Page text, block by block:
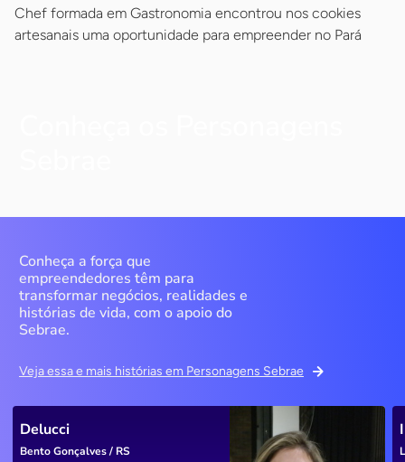
Chef formada em Gastronomia encontrou nos cookies
artesanais uma oportunidade para empreender no Pará
Conheça a força que
empreendedores têm para
transformar negócios, realidades e
histórias de vida, com o apoio do
Sebrae.
Veja essa e mais histórias em Personagens Sebrae
Delucci
Bento Gonçalves / RS